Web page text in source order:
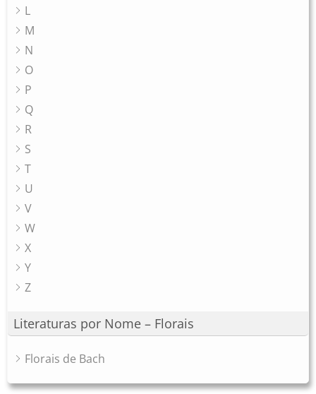
L
M
N
O
P
Q
R
S
T
U
V
W
X
Y
Z
Literaturas por Nome – Florais
Florais de Bach